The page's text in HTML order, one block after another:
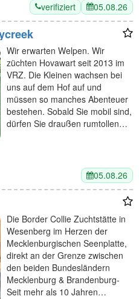
verifiziert 05.08.26
Wir erwarten Welpen. Wir
züchten Hovawart seit 2013 im
VRZ. Die Kleinen wachsen bei
uns auf dem Hof auf und
müssen so manches Abenteuer
bestehen. Sobald Sie mobil sind,
dürfen Sie draußen rumtollen…
05.08.26
Die Border Collie Zuchtstätte in
Wesenberg im Herzen der
Mecklenburgischen Seenplatte,
direkt an der Grenze zwischen
den beiden Bundesländern
Mecklenburg & Brandenburg-
Seit mehr als 10 Jahren…